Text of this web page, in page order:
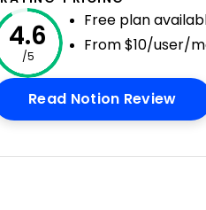
4.6
/5
Free plan
From $10/user/
Read Notion Review